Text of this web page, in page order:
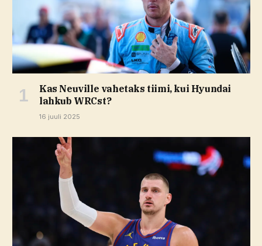
Kas Neuville vahetaks tiimi, kui Hyundai
lahkub WRCst?
16 juuli 2025